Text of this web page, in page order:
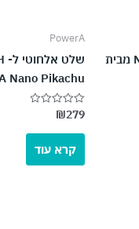
שלט אלחוטי ל- NINTENDO SWITCH מבית
PowerA
Nano Pikachu
דורג
מתוך
₪279
קרא עוד